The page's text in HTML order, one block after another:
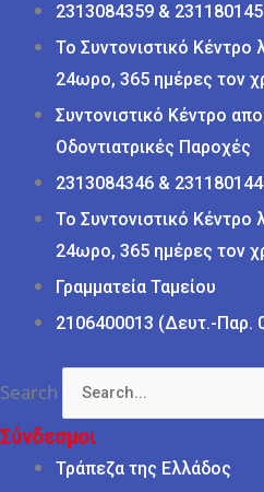
2313084359 &
Το Συντονιστικό Κέντρο
24ωρο, 365 ημέρες τον
Συντονιστικό Κέντρο
Οδοντιατρικές Παροχές
2313084346 &
Το Συντονιστικό Κέντρο
24ωρο, 365 ημέρες τον
Γραμματεία Ταμείου
2106400013 (Δευτ.-Παρ.
Search
Σύνδεσμοι
Τράπεζα της Ελλάδος